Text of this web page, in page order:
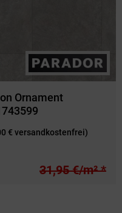
Ornament
€ versandkostenfrei)
31,95 €/m² *